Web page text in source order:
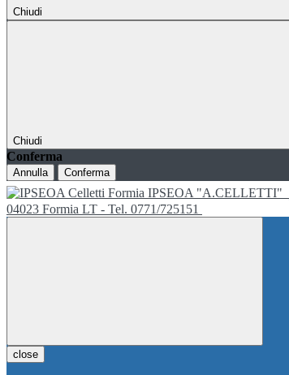
Chiudi
Chiudi
Conferma
Annulla Conferma
IPSEOA "A.CELLETTI"
04023 Formia LT - Tel. 0771/725151
close